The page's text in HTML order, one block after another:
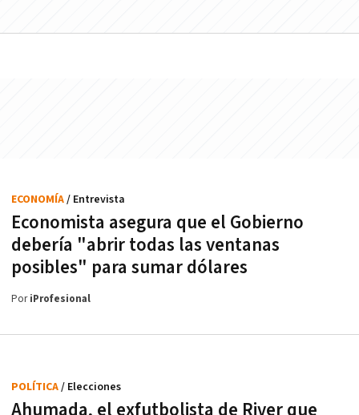
Economista asegura que el Gobierno
debería "abrir todas las ventanas
posibles" para sumar dólares
ECONOMÍA/ Entrevista
PoriProfesional
Ahumada, el exfutbolista de River que
POLÍTICA/ Elecciones